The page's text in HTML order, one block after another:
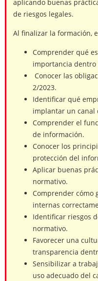
aplicando buenas
de riesgos legales.
Al finalizar la formación,
Comprender qué
importancia dentro
Conocer las
2/2023.
Identificar qué
implantar un canal
Comprender el
de información.
Conocer los
protección del
Aplicar buenas
normativo.
Comprender cómo
internas
Identificar riesgos
normativo.
Favorecer una
transparencia
Sensibilizar a
uso adecuado del